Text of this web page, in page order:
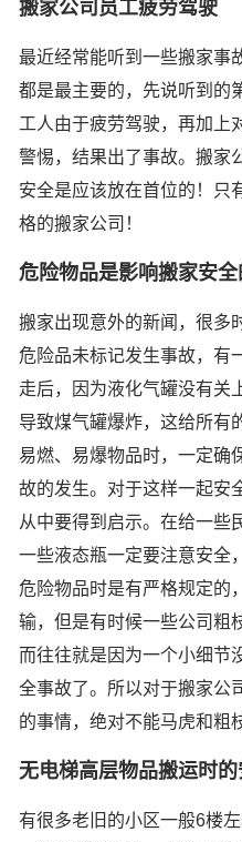
搬家公司员工疲劳驾驶
最近经常能听到一些搬家事
都是最主要的，先说听到的
工人由于疲劳驾驶，再加上
警惕，结果出了事故。搬家
安全是应该放在首位的！只
格的搬家公司！
危险物品是影响搬家安
搬家出现意外的新闻，很多
危险品未标记发生事故，有
走后，因为液化气罐没有关
导致煤气罐爆炸，这给所有
易燃、易爆物品时，一定确
故的发生。对于这样一起安
从中要得到启示。在给一些
一些液态瓶一定要注意安全
危险物品时是有严格规定的
输，但是有时候一些公司粗
而往往就是因为一个小细节
全事故了。所以对于搬家公
的事情，绝对不能马虎和粗
无电梯高层物品搬运时的
有很多老旧的小区一般6楼